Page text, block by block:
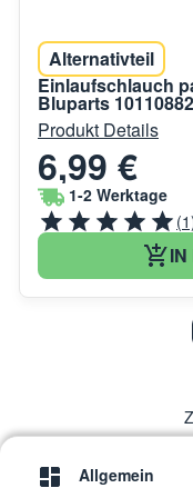
Alternativteil
Einlaufschlauch
Bluparts
Produkt Details
6,99 €
1-2 Werktage
Allgemein